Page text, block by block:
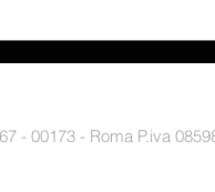
- 00173 - Roma P.iva